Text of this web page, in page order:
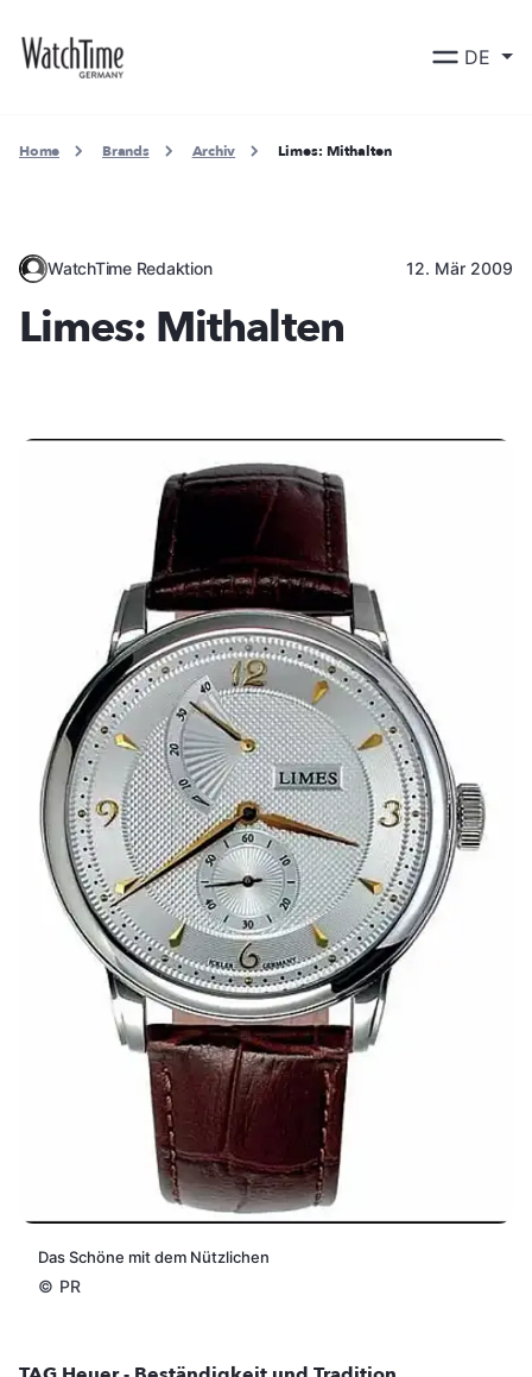
DE
Home Brands Archiv Limes: Mithalten
WatchTime Redaktion 12. Mär 2009
Limes: Mithalten
Das Schöne mit dem Nützlichen
© PR